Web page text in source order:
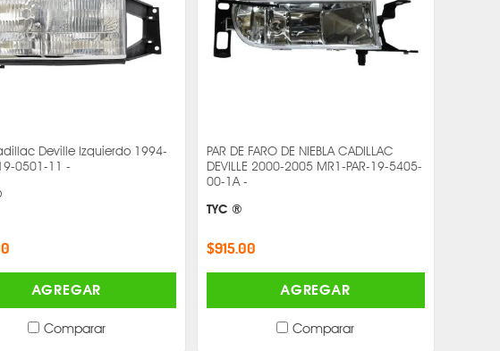
Deville Izquierdo 1994-
0501-11 -
AGREGAR
Comparar
PAR DE FARO DE NIEBLA CADILLAC
DEVILLE 2000-2005 MR1-PAR-19-5405-
00-1A -
TYC ®
$915.00
AGREGAR
Comparar